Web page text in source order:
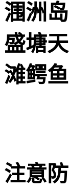
️涠洲岛
盛塘
滩️鳄
注意